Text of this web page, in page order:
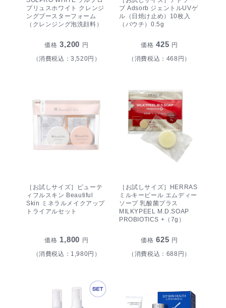
プリュスホワイト クレンジ
ングブースターフォーム
（クレンジング泡洗顔料）
価格 3,200 円
（消費税込：3,520円）
ブ Adsorb ジェントルUVゲ
ル（日焼け止め）10枚入
（パウチ）0.5g
価格 425 円
（消費税込：468円）
［お試しサイズ］ビューテ
ィフルスキン Beautiful
Skin ミネラルメイクアップ
トライアルセット
価格 1,800 円
（消費税込：1,980円）
［お試しサイズ］HERRAS
ミルキーピール エムディー
ソープ 乳酸菌プラス
MILKYPEEL M.D.SOAP
PROBIOTICS +（7g）
価格 625 円
（消費税込：688円）